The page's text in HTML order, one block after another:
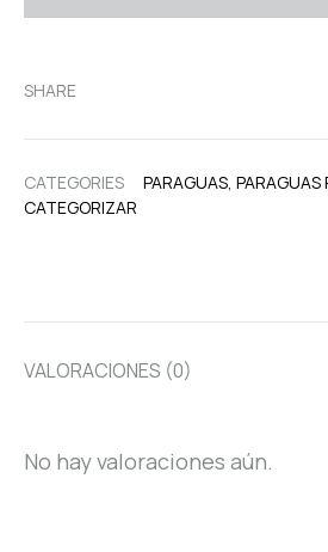
SHARE
CATEGORIES PARAGUAS, PARAGUAS
CATEGORIZAR
VALORACIONES (0)
No hay valoraciones aún.